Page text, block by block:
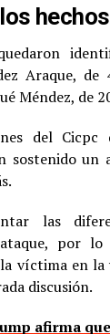
hechos
Araque,
Méndez, de
del
sostenido
las
por
víctima en
discusión.
afirma que